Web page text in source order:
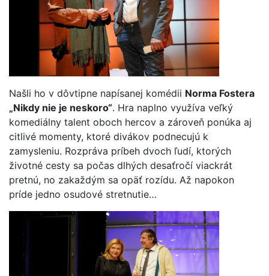
Našli ho v dôvtipne napísanej komédii Norma Fostera
„Nikdy nie je neskoro“. Hra naplno využíva veľký
komediálny talent oboch hercov a zároveň ponúka aj
citlivé momenty, ktoré divákov podnecujú k
zamysleniu. Rozpráva príbeh dvoch ľudí, ktorých
životné cesty sa počas dlhých desaťročí viackrát
pretnú, no zakaždým sa opäť rozídu. Až napokon
príde jedno osudové stretnutie…